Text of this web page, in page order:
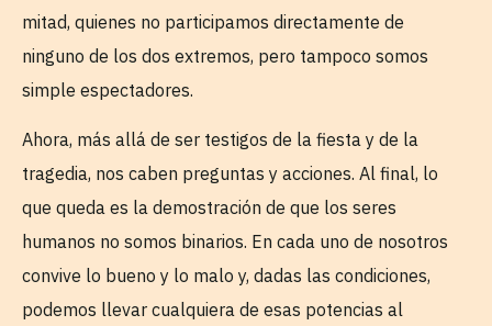
mitad, quienes no participamos directamente de
ninguno de los dos extremos, pero tampoco somos
simple espectadores.
Ahora, más allá de ser testigos de la fiesta y de la
tragedia, nos caben preguntas y acciones. Al final, lo
que queda es la demostración de que los seres
humanos no somos binarios. En cada uno de nosotros
convive lo bueno y lo malo y, dadas las condiciones,
podemos llevar cualquiera de esas potencias al